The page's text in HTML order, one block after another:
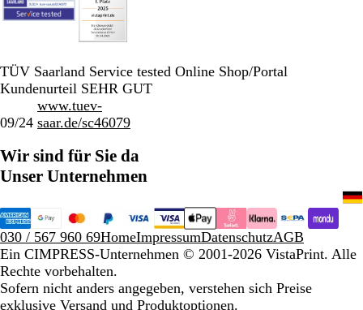
TÜV Saarland Service tested Online Shop/Portal
Kundenurteil SEHR GUT
09/24
www.tuev-
saar.de/sc46079
Wir sind für Sie da
Unser Unternehmen
030 / 567 960 69HomeImpressumDatenschutzAGB
Ein CIMPRESS-Unternehmen © 2001-2026 VistaPrint. Alle
Rechte vorbehalten.
Sofern nicht anders angegeben, verstehen sich Preise
exklusive Versand und Produktoptionen.